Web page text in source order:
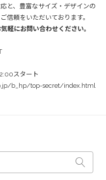
と、豊富なサイズ・デザインの
信頼をいただいております。
軽にお問い合わせください。
スタート
b_hp/top-secret/index.html